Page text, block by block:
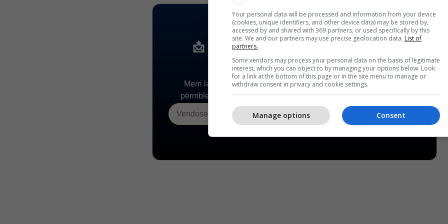
Your personal data will be processed and information from your device
(cookies, unique identifiers, and other device data) may be stored by,
accessed by and shared with 369 partners, or used specifically by this
site. We and our partners may use precise geolocation data. List of
partners.
Some vendors may process your personal data on the basis of legitimate
interest, which you can object to by managing your options below. Look
for a link at the bottom of this page or in the site menu to manage or
withdraw consent in privacy and cookie settings.
Consent
Manage options